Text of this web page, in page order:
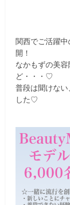
関西でご活躍
開！
なかもずの美
ど・・・♡
普段は聞けな
した♡